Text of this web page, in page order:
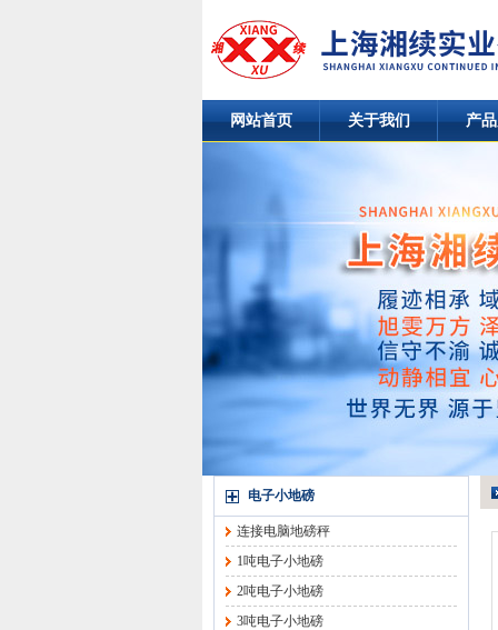
网站首页 关于我们 产
电子小地磅
连接电脑地磅秤
1吨电子小地磅
2吨电子小地磅
3吨电子小地磅